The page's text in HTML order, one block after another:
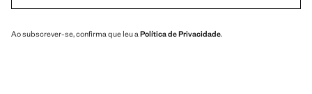
Ao subscrever-se, confirma que leu a Política de Privacidade.